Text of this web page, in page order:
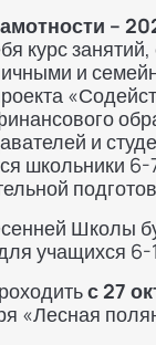
–
курс
и
и
школьники 6-
Школы
учащихся
с 27
«Лесная